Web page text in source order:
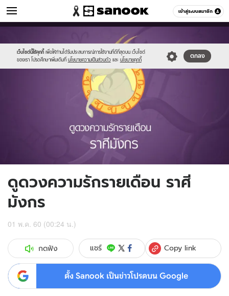
เข้าสู่ระบบสมาชิก
ดูดวง หมวดอื่นๆ
เว็บไซต์นี้ใช้คุกกี้ เพื่อให้ท่านได้รับประสบการณ์การใช้งานที่ดีที่สุดบน เว็บไซต์
ของเรา โปรดศึกษาเพิ่มเติมที่ นโยบายความเป็นส่วนตัว และ นโยบายคุกกี้
ตกลง
new-
sanook.png
//s.isanook.com/ho/0/ud/fxd/love/010_capricorn.jpg
ดูดวงความรักรายเดือน ราศี
มังกร
01 พ.ค. 60 (00:24 น.)
กดฟัง แชร์ Copy link
ตั้ง Sanook เป็นข่าวโปรดบน Google